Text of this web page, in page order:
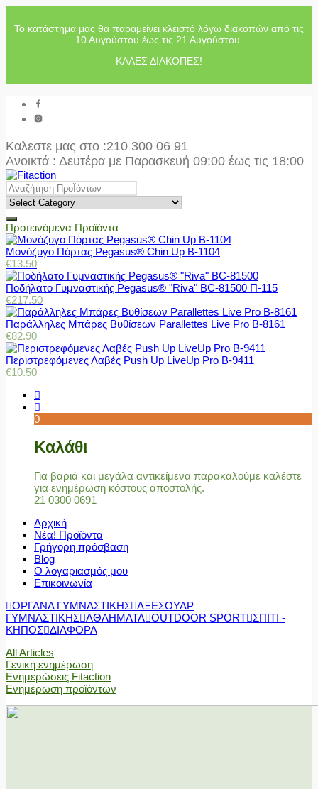
Το κατάστημα μας θα παραμείνει κλειστό λόγω διακοπών από τις
10 Αυγούστου έως τις 21 Αυγούστου.
ΚΑΛΕΣ ΔΙΑΚΟΠΕΣ!
Καλεστε μας στο :210 300 06 91
Ανοικτά : Δευτέρα με Παρασκευή 09:00 έως τις 18:00
Προτεινόμενα Προϊόντα
Μονόζυγο Πόρτας Pegasus® Chin Up Β-1104
€13.50
Ποδήλατο Γυμναστικής Pegasus® "Riva" BC-81500 Π-115
€217.50
Παράλληλες Μπάρες Βυθίσεων Parallettes Live Pro Β-8161
€82.90
Περιστρεφόμενες Λαβές Push Up LiveUp Pro Β-9411
€10.50
0
Καλάθι
Για βαριά και μεγάλα αντικείμενα παρακαλούμε καλέστε
για ενημέρωση κόστους αποστολής.
21 0300 0691
Αρχική
Νέα! Προϊόντα
Γρήγορη πρόσβαση
Blog
Ο λογαριασμός μου
Επικοινωνία
ΟΡΓΑΝΑ ΓΥΜΝΑΣΤΙΚΗΣ ΑΞΕΣΟΥΑΡ
ΓΥΜΝΑΣΤΙΚΗΣ ΑΘΛΗΜΑΤΑ OUTDOOR SPORT ΣΠΙΤΙ -
ΚΗΠΟΣ ΔΙΑΦΟΡΑ
All Articles
Γενική ενημέρωση
Ενημερώσεις Fitaction
Ενημέρωση προϊόντων